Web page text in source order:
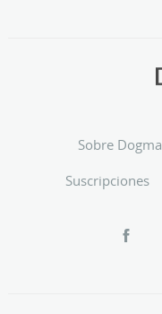
Sobre Dogma
Suscripciones